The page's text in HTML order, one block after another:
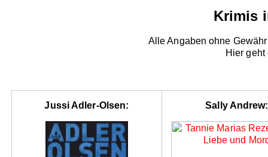
Krimis
Alle Angaben ohne
Hier
Jussi Adler-Olsen: Sally Andrew: